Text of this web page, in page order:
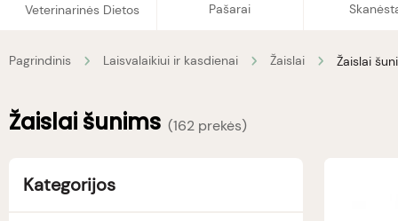
Veterinarinės Dietos Pašarai
Pagrindinis Laisvalaikiui ir kasdienai Žaislai Žaislai
Žaislai šunims (162 prekės)
Kategorijos